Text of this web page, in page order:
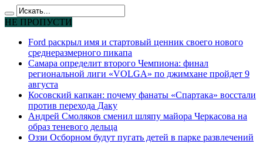
НЕ ПРОПУСТИ
Ford раскрыл имя и стартовый ценник своего нового
среднеразмерного пикапа
Самара определит второго Чемпиона: финал
региональной лиги «VOLGA» по джимхане пройдет 9
августа
Косовский капкан: почему фанаты «Спартака» восстали
против перехода Даку
Андрей Смоляков сменил шляпу майора Черкасова на
образ теневого дельца
Оззи Осборном будут пугать детей в парке развлечений